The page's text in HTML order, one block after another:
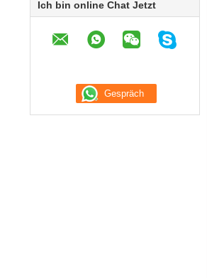
Ich bin online Chat Jetzt